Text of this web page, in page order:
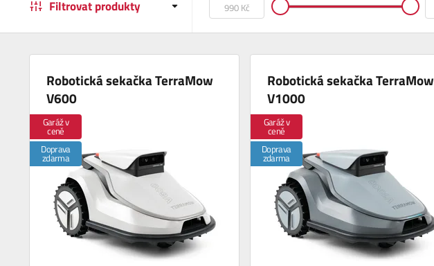
Filtrovat produkty
Robotická sekačka TerraMow
V600
Garáž v
ceně
Doprava
zdarma
Robotická sekačka TerraMow
V1000
Garáž v
ceně
Doprava
zdarma